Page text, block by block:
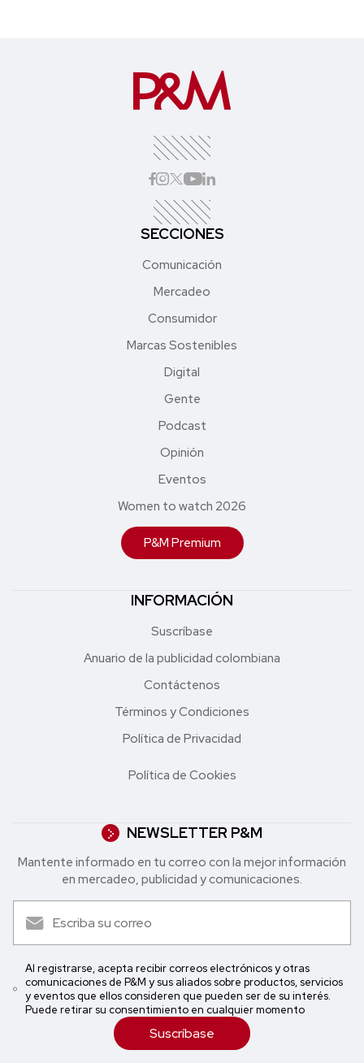
SECCIONES
Comunicación
Mercadeo
Consumidor
Marcas Sostenibles
Digital
Gente
Podcast
Opinión
Eventos
Women to watch 2026
P&M Premium
INFORMACIÓN
Suscríbase
Anuario de la publicidad colombiana
Contáctenos
Términos y Condiciones
Política de Privacidad
Política de Cookies
NEWSLETTER P&M
Mantente informado en tu correo con la mejor in formación
en mercadeo, publicidad y comunicaciones.
Al registrarse, acepta recibir correos electrónicos y otras
comunicaciones de P&M y sus aliados sobre productos, servicios
y eventos que ellos consideren que pueden ser de su interés.
Puede retirar su consentimiento en cualquier momento
Suscríbase